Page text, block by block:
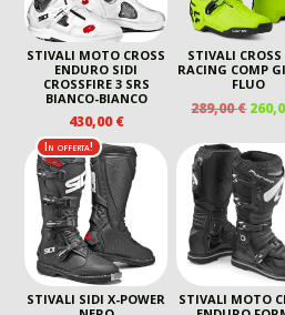
STIVALI MOTO CROSS
ENDURO SIDI
CROSSFIRE 3 SRS
BIANCO-BIANCO
430,00€
STIVALI CROSS
RACING COMP
FLUO
289,00€ IL
ERA:
In offerta!
STIVALI SIDI X-POWER
STIVALI MOTO